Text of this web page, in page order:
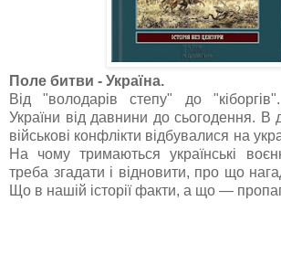
Поле битви - Україна.
Від "володарів степу" до
України від давнини до сьогодення. В
військові конфлікти відбувалися на
На чому тримаються українські
треба згадати і відновити, про що
Що в нашій історії факти, а що —